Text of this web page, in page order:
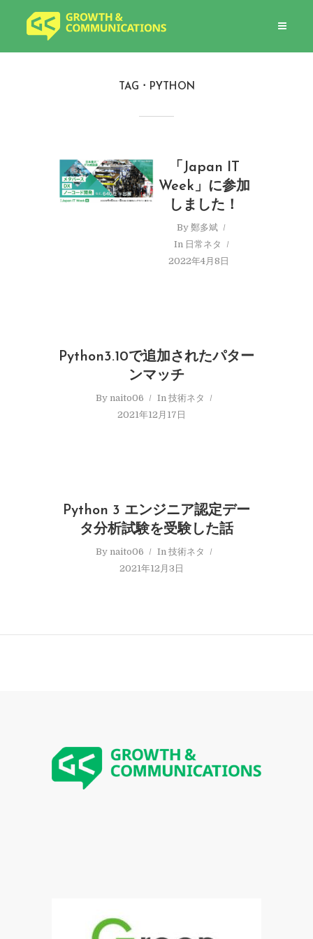
TAG PYTHON
「Japan IT
Week」に参加
しました！
By鄭多斌
In 日常ネタ
2022年4月8日
Python3.10で追加されたパター
ンマッチ
By naito06 In 技術ネタ
2021年12月17日
Python 3 エンジニア認定デー
タ分析試験を受験した話
By naito06 In 技術ネタ
2021年12月3日